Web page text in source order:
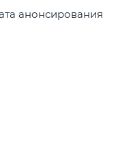
анонсирования